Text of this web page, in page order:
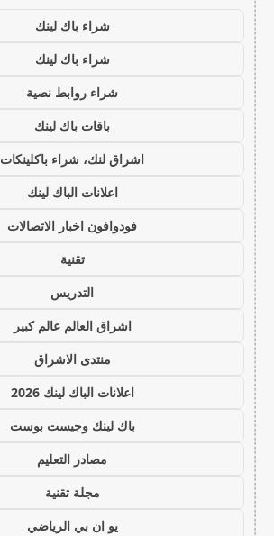
شراء باك لينك
شراء باك لينك
شراء روابط نصية
باقات باك لينك
اشراق لنك، شراء باكلينكات
اعلانات الباك لينك
فودوافون اخبار الاتصالات
تقنية
التدريس
اشراق العالم عالم كبير
منتدى الاشراق
اعلانات الباك لينك 2026
باك لينك وجيست بوست
مصادر التعليم
مجلة تقنية
يو ان بي الرياضي